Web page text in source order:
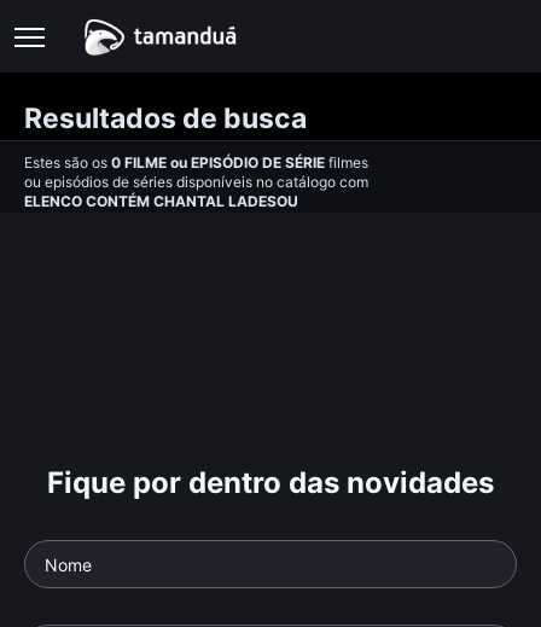
Resultados de busca
Estes são os 0 FILME ou EPISÓDIO DE SÉRIE filmes
ou episódios de séries disponíveis no catálogo com
ELENCO CONTÉM CHANTAL LADESOU
Fique por dentro das novidades